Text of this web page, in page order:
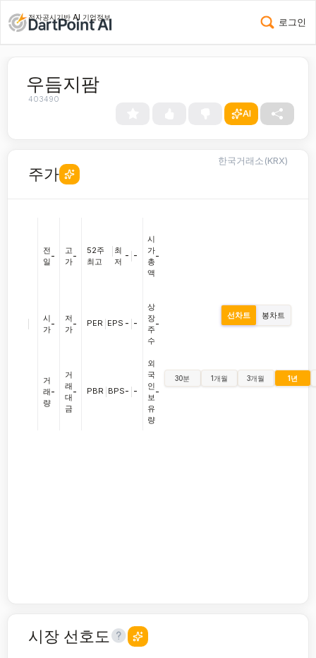
전자공시기반 AI 기업정보 로그인
우듬지팜
403490
AI
주가
한국거래소(KRX)
전
일
-
시
가
-
거
래
량
-
고
가
-
저
가
-
거
래
대
금
-
52주
최고
최
저
- -
PER EPS - -
PBR BPS- -
시
가
총
액
-
상
장
주
수
-
외
국
인
보
유
량
-
선차트 봉차트
30분 1개월 3개월 1년
시장 선호도